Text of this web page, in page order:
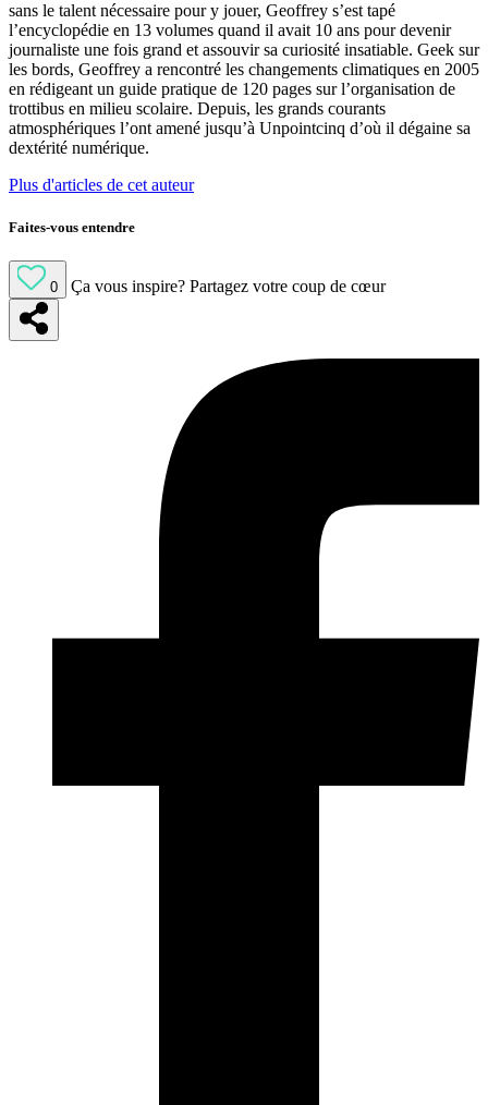
sans le talent nécessaire pour y jouer, Geoffrey s’est tapé
l’encyclopédie en 13 volumes quand il avait 10 ans pour devenir
journaliste une fois grand et assouvir sa curiosité insatiable. Geek sur
les bords, Geoffrey a rencontré les changements climatiques en 2005
en rédigeant un guide pratique de 120 pages sur l’organisation de
trottibus en milieu scolaire. Depuis, les grands courants
atmosphériques l’ont amené jusqu’à Unpointcinq d’où il dégaine sa
dextérité numérique.
Plus d'articles de cet auteur
Faites-vous entendre
0 Ça vous inspire? Partagez votre coup de cœur